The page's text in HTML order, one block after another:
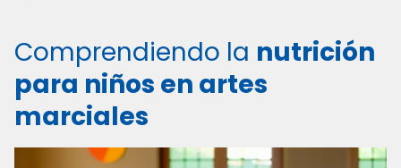
Comprendiendo la nutrición
para niños en artes
marciales